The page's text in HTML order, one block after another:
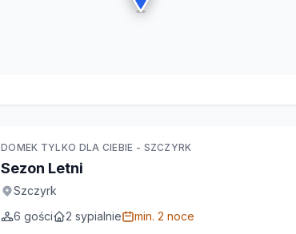
DOMEK TYLKO DLA CIEBIE - SZCZYRK
Sezon Letni
Szczyrk
6 gości 2 sypialnie min. 2 noce